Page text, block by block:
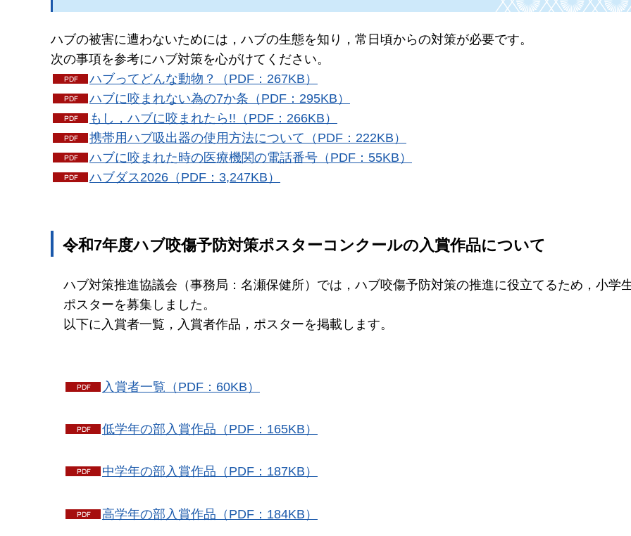
ハブの被害に遭わないためには，ハブの生態を知り，常日頃からの対策が必要です。
次の事項を参考にハブ対策を心がけてください。
ハブってどんな動物？（PDF：267KB）
ハブに咬まれない為の7か条（PDF：295KB）
もし，ハブに咬まれたら!!（PDF：266KB）
携帯用ハブ吸出器の使用方法について（PDF：222KB）
ハブに咬まれた時の医療機関の電話番号（PDF：55KB）
ハブダス2026（PDF：3,247KB）
令和7年度ハブ咬傷予防対策ポスターコンクールの入賞作品について
ハブ対策推進協議会（事務局：名瀬保健所）では，ハブ咬傷予防対策の推進に役立てるため，小学
ポスターを募集しました。
以下に入賞者一覧，入賞者作品，ポスターを掲載します。
入賞者一覧（PDF：60KB）
低学年の部入賞作品（PDF：165KB）
中学年の部入賞作品（PDF：187KB）
高学年の部入賞作品（PDF：184KB）